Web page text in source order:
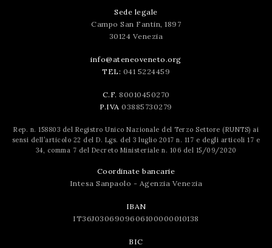
Sede legale
Campo San Fantin, 1897
30124 Venezia
info@ateneoveneto.org
TEL: 041 5224459
C.F. 80010450270
P.IVA 03885730279
Rep. n. 158803 del Registro Unico Nazionale del Terzo Settore (RUNTS) ai
sensi dell’articolo 22 del D. Lgs. del 3 luglio 2017 n. 117 e degli articoli 17 e
34, comma 7 del Decreto Ministeriale n. 106 del 15/09/2020
Coordinate bancarie
Intesa Sanpaolo - Agenzia Venezia
IBAN
IT36J0306909606100000010138
BIC